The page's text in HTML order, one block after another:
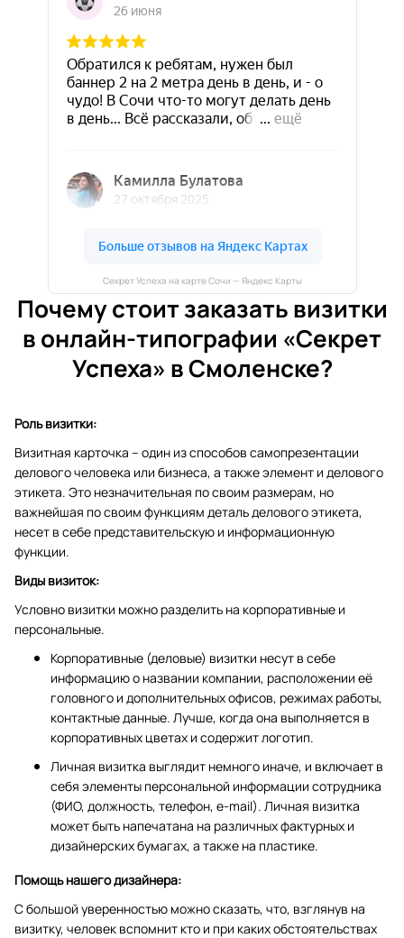
Секрет Успеха на карте Сочи — Яндекс Карты
Почему стоит заказать визитки
в онлайн-типографии «Секрет
Успеха» в Смоленске?
Роль визитки:
Визитная карточка – один из способов самопрезентации
делового человека или бизнеса, а также элемент и делового
этикета. Это незначительная по своим размерам, но
важнейшая по своим функциям деталь делового этикета,
несет в себе представительскую и информационную
функции.
Виды визиток:
Условно визитки можно разделить на корпоративные и
персональные.
Корпоративные (деловые) визитки несут в себе
информацию о названии компании, расположении её
головного и дополнительных офисов, режимах работы,
контактные данные. Лучше, когда она выполняется в
корпоративных цветах и содержит логотип.
Личная визитка выглядит немного иначе, и включает в
себя элементы персональной информации сотрудника
(ФИО, должность, телефон, e-mail). Личная визитка
может быть напечатана на различных фактурных и
дизайнерских бумагах, а также на пластике.
Помощь нашего дизайнера:
С большой уверенностью можно сказать, что, взглянув на
визитку, человек вспомнит кто и при каких обстоятельствах